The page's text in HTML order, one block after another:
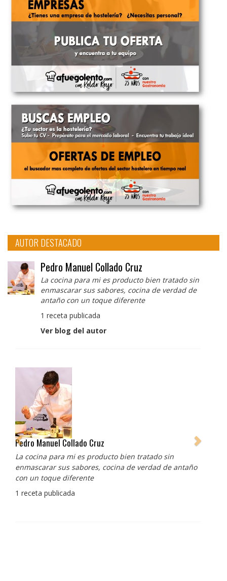
AUTOR DESTACADO
Pedro Manuel Collado Cruz
La cocina para mi es producto bien tratado sin
enmascarar sus sabores, cocina de verdad de
antaño con un toque diferente
1 receta publicada
Ver blog del autor
Pedro Manuel Collado Cruz
La cocina para mi es producto bien tratado sin
enmascarar sus sabores, cocina de verdad de antaño
con un toque diferente
1 receta publicada